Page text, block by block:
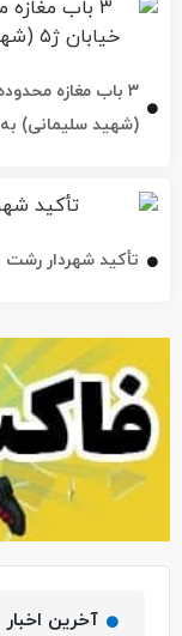
(شهید سلیمانی)
تأکید شهردار
آخرین اخبار